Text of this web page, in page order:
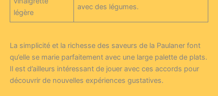
légère
avec des légumes.
La simplicité et la richesse des saveurs de la Paulaner font
qu’elle se marie parfaitement avec une large palette de plats.
Il est d’ailleurs intéressant de jouer avec ces accords pour
découvrir de nouvelles expériences gustatives.